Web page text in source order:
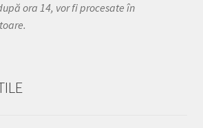
ora 14, vor fi procesate în